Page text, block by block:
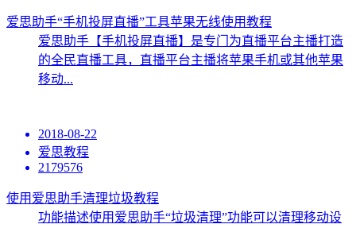
爱思助手“手机投屏直播”工具苹果无线使用教程
爱思助手【手机投屏直播】是专门为直播平台主播打造
的全民直播工具，直播平台主播将苹果手机或其他苹果
移动...
2018-08-22
爱思教程
2179576
使用爱思助手清理垃圾教程
功能描述使用爱思助手“垃圾清理”功能可以清理移动设